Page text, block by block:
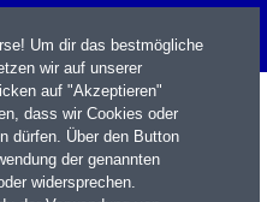
Um dir das bestmögliche
wir auf unserer
auf "Akzeptieren"
dass wir Cookies oder
dürfen. Über den Button
der genannten
widersprechen.